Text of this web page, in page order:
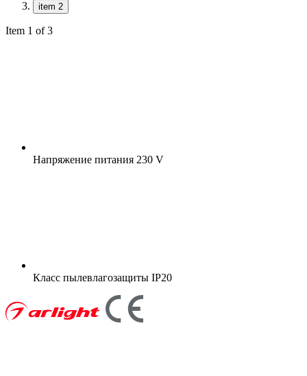
item 2
Item 1 of 3
Напряжение питания 230 V
Класс пылевлагозащиты IP20